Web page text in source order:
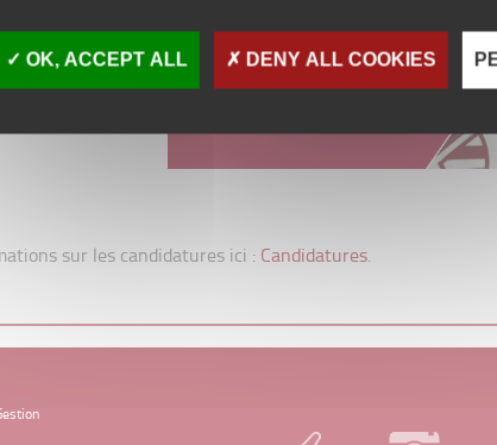
sur les candidatures ici : Candidatures.
OK, ACCEPT ALL DENY ALL COOKIES